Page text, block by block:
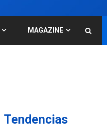
MAGAZINE
Tendencias